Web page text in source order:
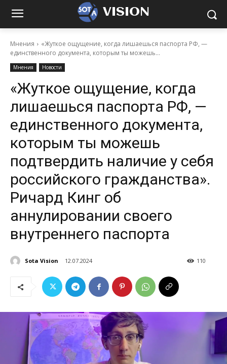
VISION
Мнения
«Жуткое ощущение, когда лишаешься паспорта РФ, —
единственного документа, которым ты можешь...
Мнения Новости
«Жуткое ощущение, когда
лишаешься паспорта РФ, —
единственного документа,
которым ты можешь
подтвердить наличие у себя
российского гражданства».
Ричард Кинг об
аннулировании своего
внутреннего паспорта
Sota Vision 12.07.2024 110